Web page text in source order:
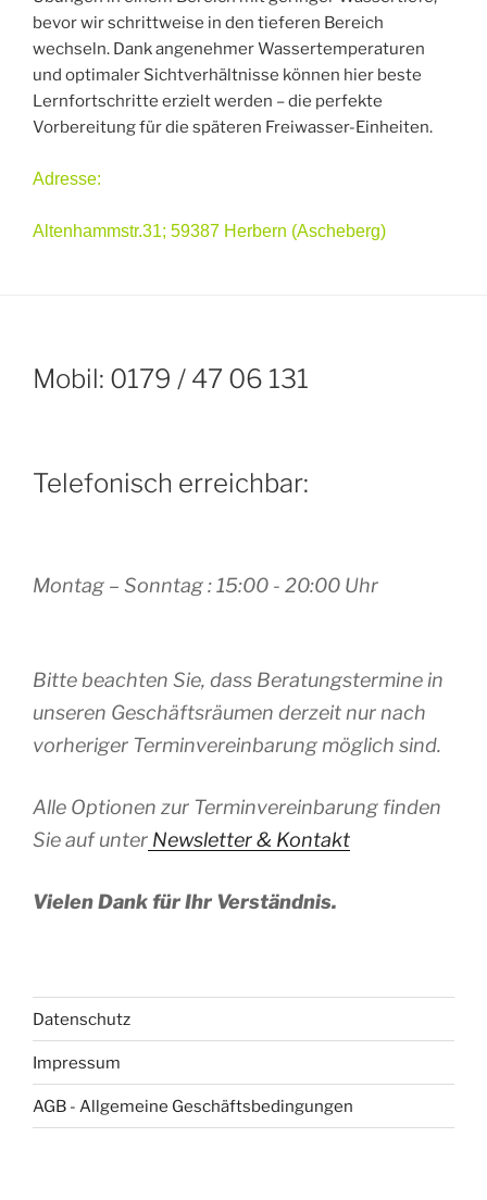
bevor wir schrittweise in den tieferen Bereich
wechseln. Dank angenehmer Wassertemperaturen
und optimaler Sichtverhältnisse können hier beste
Lernfortschritte erzielt werden – die perfekte
Vorbereitung für die späteren Freiwasser-Einheiten.
Adresse:
Altenhammstr.31; 59387 Herbern (Ascheberg)
Mobil: 0179 / 47 06 131
Telefonisch erreichbar:
Montag – Sonntag : 15:00 - 20:00 Uhr
Bitte beachten Sie, dass Beratungstermine in
unseren Geschäftsräumen derzeit nur nach
vorheriger Terminvereinbarung möglich sind.
Alle Optionen zur Terminvereinbarung finden
Sie auf unter Newsletter & Kontakt
Vielen Dank für Ihr Verständnis.
Datenschutz
Impressum
AGB - Allgemeine Geschäftsbedingungen